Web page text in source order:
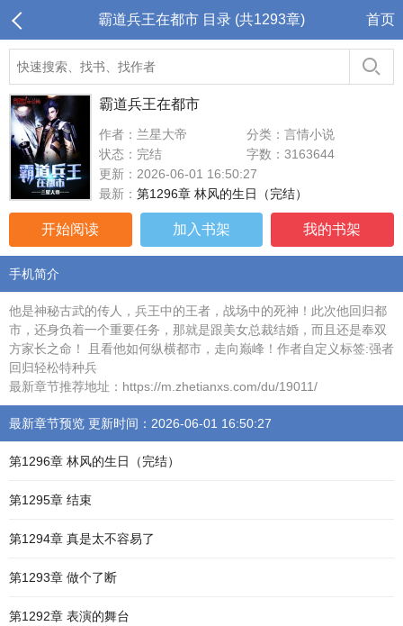
霸道兵王在都市 目录 (共1293章) 首页
霸道兵王在都市
作者：兰星大帝
分类：言情小说
状态：完结
字数：3163644
更新：2026-06-01 16:50:27
最新： 第1296章 林风的生日（完结）
开始阅读 加入书架 我的书架
手机简介
他是神秘古武的传人，兵王中的王者，战场中的死神！此次他回归都
市，还身负着一个重要任务，那就是跟美女总裁结婚，而且还是奉双
方家长之命！ 且看他如何纵横都市，走向巅峰！作者自定义标签:强者
回归轻松特种兵
最新章节推荐地址：https://m.zhetianxs.com/du/19011/
最新章节预览 更新时间：2026-06-01 16:50:27
第1296章 林风的生日（完结）
第1295章 结束
第1294章 真是太不容易了
第1293章 做个了断
第1292章 表演的舞台